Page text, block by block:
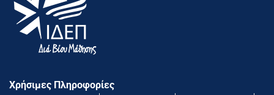
Χρήσιμες Πληροφορίες